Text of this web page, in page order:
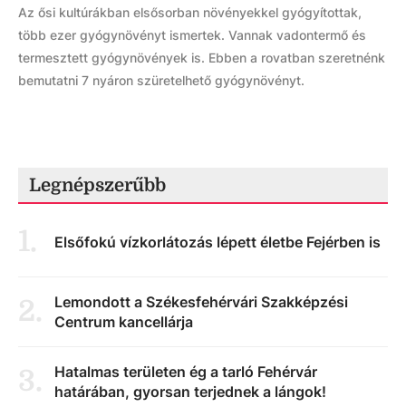
Az ősi kultúrákban elsősorban növényekkel gyógyítottak,
több ezer gyógynövényt ismertek. Vannak vadontermő és
termesztett gyógynövények is. Ebben a rovatban szeretnénk
bemutatni 7 nyáron szüretelhető gyógynövényt.
Legnépszerűbb
1. Elsőfokú vízkorlátozás lépett életbe Fejérben is
2.
Lemondott a Székesfehérvári Szakképzési
Centrum kancellárja
3.
Hatalmas területen ég a tarló Fehérvár
határában, gyorsan terjednek a lángok!